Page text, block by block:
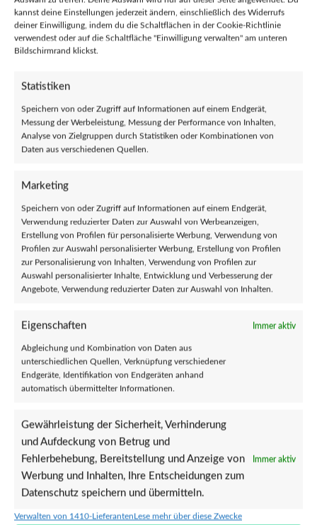
kannst deine Einstellungen jederzeit ändern, einschließlich des Widerrufs
deiner Einwilligung, indem du die Schaltflächen in der Cookie-Richtlinie
verwendest oder auf die Schaltfläche "Einwilligung verwalten" am unteren
Bildschirmrand klickst.
Statistiken
Speichern von oder Zugriff auf Informationen auf einem Endgerät,
Messung der Werbeleistung, Messung der Performance von Inhalten,
Analyse von Zielgruppen durch Statistiken oder Kombinationen von
Daten aus verschiedenen Quellen.
Marketing
Speichern von oder Zugriff auf Informationen auf einem Endgerät,
Verwendung reduzierter Daten zur Auswahl von Werbeanzeigen,
Erstellung von Profilen für personalisierte Werbung, Verwendung von
Profilen zur Auswahl personalisierter Werbung, Erstellung von Profilen
zur Personalisierung von Inhalten, Verwendung von Profilen zur
Auswahl personalisierter Inhalte, Entwicklung und Verbesserung der
Angebote, Verwendung reduzierter Daten zur Auswahl von Inhalten.
Eigenschaften Immer aktiv
Abgleichung und Kombination von Daten aus
unterschiedlichen Quellen, Verknüpfung verschiedener
Endgeräte, Identifikation von Endgeräten anhand
automatisch übermittelter Informationen.
Gewährleistung der Sicherheit, Verhinderung
und Aufdeckung von Betrug und
Fehlerbehebung, Bereitstellung und Anzeige von
Werbung und Inhalten, Ihre Entscheidungen zum
Datenschutz speichern und übermitteln.
Immer aktiv
Verwalten von 1410-LieferantenLese mehr über diese Zwecke
Teilen:
“Too Many Cops, Too Little Justice.”
Weiß bedrucktes Motiv auf schwarzem Stoff.
Die Größe variiert je nach Motivgröße – ca. 12×12 cm.
Verkäufer
Fragen und Antworten
Ähnliche Produkte
Absolut Lächerlich (Aufnäher
bedruckt)
€1,50 €1,10
Verkauft durch Punkrock-Shop
Aufnäher – Keep Your Pussy Clean
Verkauft durch Punkrock-Shop
Das beliebte Punk Comic Motiv als